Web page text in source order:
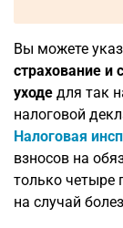
Вы можете
страхование и
уходе для так
налоговой
Налоговая
взносов на
только четыре
на случай